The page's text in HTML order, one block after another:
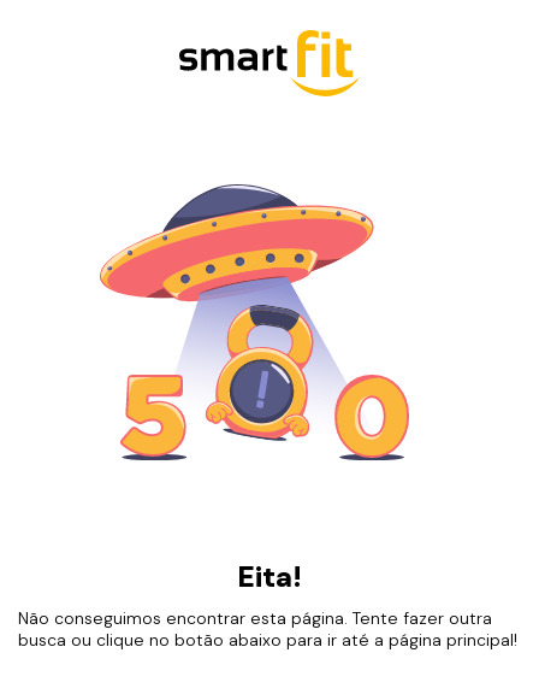
Eita!
Não conseguimos encontrar esta página. Tente fazer outra
busca ou clique no botão abaixo para ir até a página principal!